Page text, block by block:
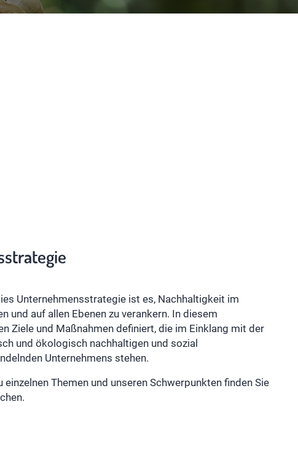
Unternehmensstrategie ist es, Nachhaltigkeit im
und auf allen Ebenen zu verankern. In diesem
Ziele und Maßnahmen definiert, die im Einklang mit der
und ökologisch nachhaltigen und sozial
Unternehmens stehen.
Themen und unseren Schwerpunkten finden Sie